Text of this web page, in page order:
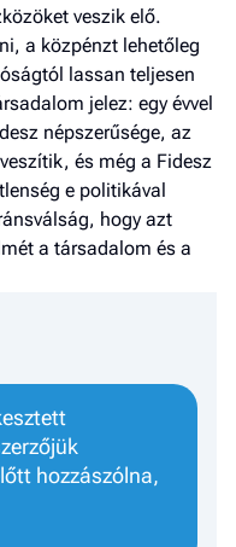
- heti
veszik elő.
a közpénzt lehetőleg
lassan teljesen
jelez: egy évvel
népszerűsége, az
és még a Fidesz
e politikával
hogy azt
a társadalom és a
hozzászólna,